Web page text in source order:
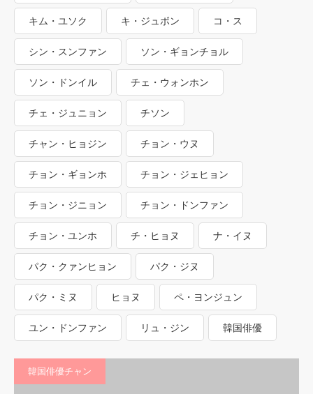
キム・ユソク キ・ジュボン コ・ス
シン・スンファン ソン・ギョンチョル
ソン・ドンイル チェ・ウォンホン
チェ・ジュニョン チソン
チャン・ヒョジン チョン・ウヌ
チョン・ギョンホ チョン・ジェヒョン
チョン・ジニョン チョン・ドンファン
チョン・ユンホ チ・ヒョヌ ナ・イヌ
パク・クァンヒョン パク・ジヌ
パク・ミヌ ヒョヌ ペ・ヨンジュン
ユン・ドンファン リュ・ジン 韓国俳優
韓国俳優チャン